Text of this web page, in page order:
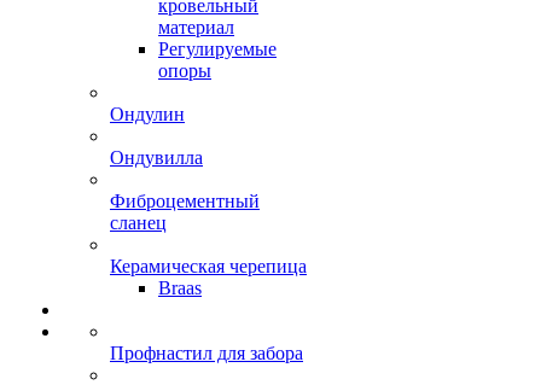
кровельный
материал
Регулируемые
опоры
Ондулин
Ондувилла
Фиброцементный
сланец
Керамическая черепица
Braas
Профнастил для забора